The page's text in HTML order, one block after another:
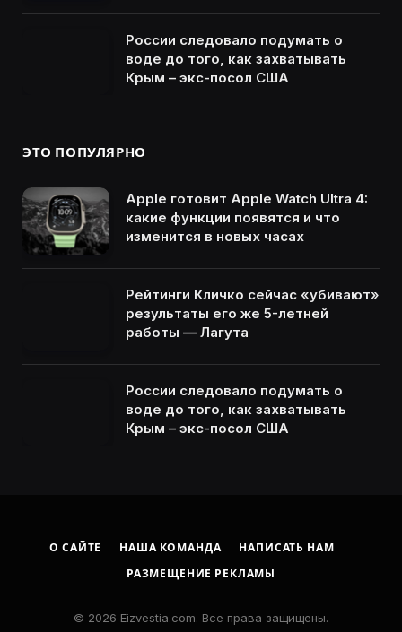
России следовало подумать о
воде до того, как захватывать
Крым – экс-посол США
ЭТО ПОПУЛЯРНО
Apple готовит Apple Watch Ultra 4:
какие функции появятся и что
изменится в новых часах
Рейтинги Кличко сейчас «убивают»
результаты его же 5-летней
работы — Лагута
России следовало подумать о
воде до того, как захватывать
Крым – экс-посол США
О САЙТЕ НАША КОМАНДА
НАПИСАТЬ НАМ
РАЗМЕЩЕНИЕ РЕКЛАМЫ
© 2026 Eizvestia.com. Все права защищены.